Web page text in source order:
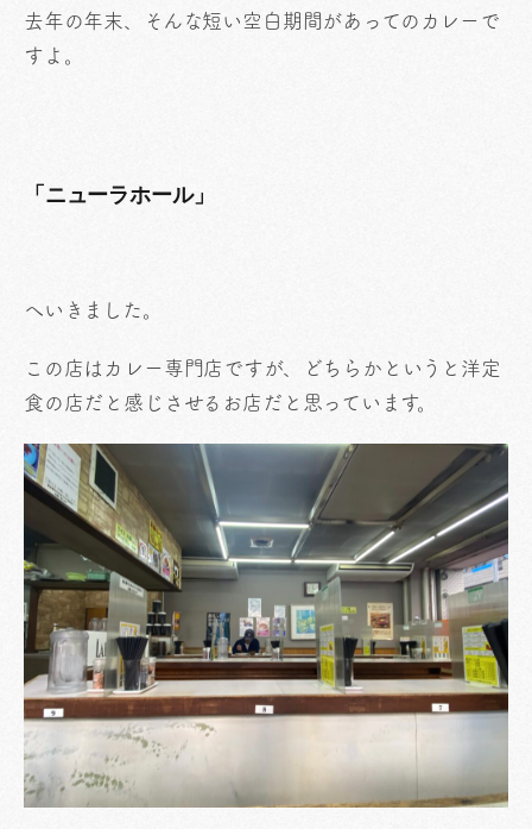
去年の年末、そんな短い空白期間があってのカレーで
すよ。
「ニューラホール」
へいきました。
この店はカレー専門店ですが、どちらかというと洋定
食の店だと感じさせるお店だと思っています。